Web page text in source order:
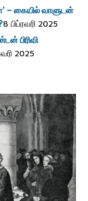
– கையில் வாளுடன்
8 பிப்ரவரி 2025
பிரிவி
2025